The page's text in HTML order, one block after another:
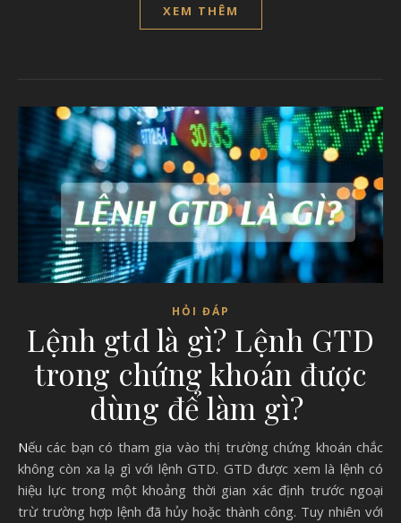
XEM THÊM
HỎI ĐÁP
Lệnh gtd là gì? Lệnh GTD
trong chứng khoán được
dùng để làm gì?
Nếu các bạn có tham gia vào thị trường chứng khoán chắc
không còn xa lạ gì với lệnh GTD. GTD được xem là lệnh có
hiệu lực trong một khoảng thời gian xác định trước ngoại
trừ trường hợp lệnh đã hủy hoặc thành công. Tuy nhiên với